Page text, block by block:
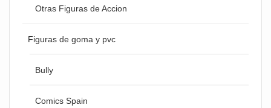
Otras Figuras de Accion
Figuras de goma y pvc
Bully
Comics Spain